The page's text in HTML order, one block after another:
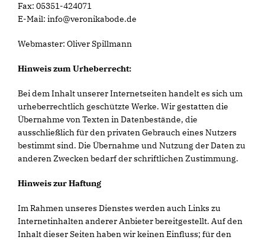
Fax: 05351-424071
E-Mail: info@veronikabode.de
Webmaster: Oliver Spillmann
Hinweis zum Urheberrecht:
Bei dem Inhalt unserer Internetseiten handelt es sich um
urheberrechtlich geschützte Werke. Wir gestatten die
Übernahme von Texten in Datenbestände, die
ausschließlich für den privaten Gebrauch eines Nutzers
bestimmt sind. Die Übernahme und Nutzung der Daten zu
anderen Zwecken bedarf der schriftlichen Zustimmung.
Hinweis zur Haftung
Im Rahmen unseres Dienstes werden auch Links zu
Internetinhalten anderer Anbieter bereitgestellt. Auf den
Inhalt dieser Seiten haben wir keinen Einfluss; für den